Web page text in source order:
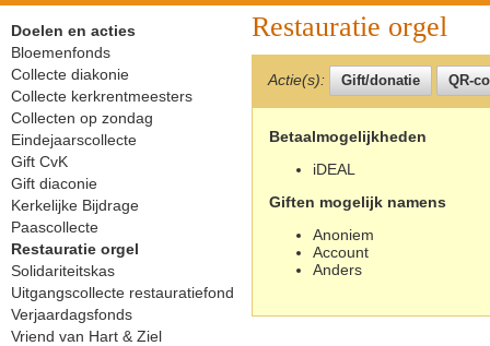
Restauratie orgel
Actie(s):
Betaalmogelijkheden
iDEAL
Giften mogelijk namens
Anoniem
Account
Anders
Doelen en acties
Bloemenfonds
Collecte diakonie
Collecte kerkrentmeesters
Collecten op zondag
Eindejaarscollecte
Gift CvK
Gift diaconie
Kerkelijke Bijdrage
Paascollecte
Restauratie orgel
Solidariteitskas
Uitgangscollecte restauratiefond
Verjaardagsfonds
Vriend van Hart & Ziel